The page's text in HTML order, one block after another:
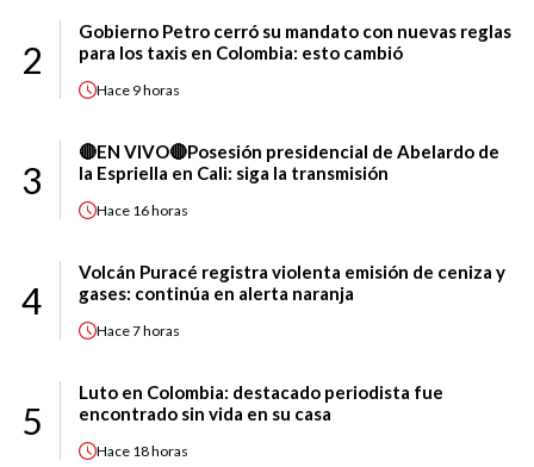
2
Gobierno Petro cerró su mandato con nuevas reglas
para los taxis en Colombia: esto cambió
Hace 9 horas
3
🔴EN VIVO🔴Posesión presidencial de Abelardo de
la Espriella en Cali: siga la transmisión
Hace 16 horas
4
Volcán Puracé registra violenta emisión de ceniza y
gases: continúa en alerta naranja
Hace7 horas
5
Luto en Colombia: destacado periodista fue
encontrado sin vida en su casa
Hace 18 horas